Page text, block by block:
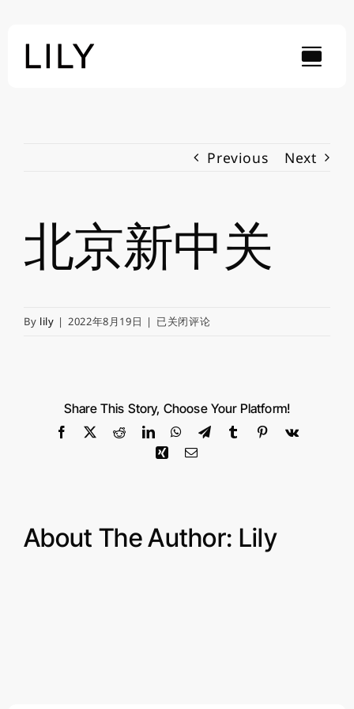
content
Previous Next
北京新中关
By lily | 2022年8月19日 | 北
已关闭评论
Share This Story, Choose Your Platform!
Facebook RedditLinkedInWhatsAppTelegram
TumblrPinterest
Vk
XingEmail
About The Author: Lily